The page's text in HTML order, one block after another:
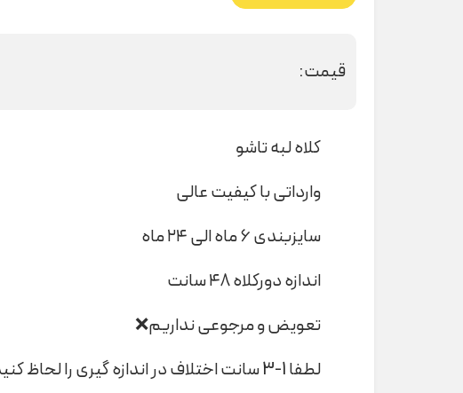
قیمت:
کلاه لبه تاشو
وارداتی با کیفیت عالی
سایزبندی ۶ ماه الی ۲۴ ماه
اندازه دورکلاه ۴۸ سانت
تعویض و مرجوعی نداریم❌
لطفا 1-3 سانت اختلاف در اندازه گیری را لحاظ کنید